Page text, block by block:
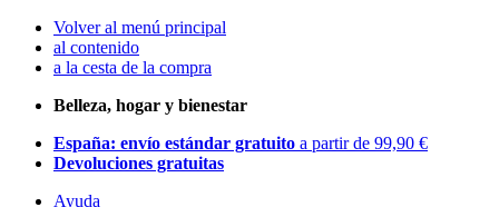
Volver al menú principal
al contenido
a la cesta de la compra
Belleza, hogar y bienestar
España: envío estándar gratuito a partir de 99,90 €
Devoluciones gratuitas
Ayuda